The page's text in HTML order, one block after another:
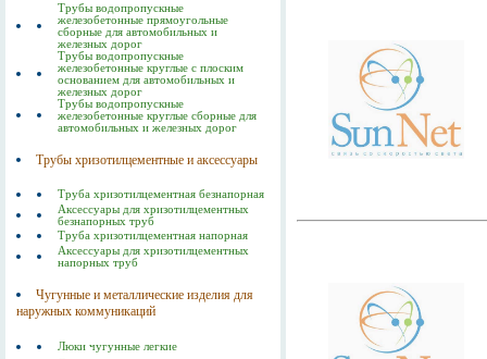
Трубы водопропускные
железобетонные прямоугольные
сборные для автомобильных и
железных дорог
Трубы водопропускные
железобетонные круглые с плоским
основанием для автомобильных и
железных дорог
Трубы водопропускные
железобетонные круглые сборные для
автомобильных и железных дорог
Трубы хризотилцементные и аксессуары
Труба хризотилцементная безнапорная
Аксессуары для хризотилцементных
безнапорных труб
Труба хризотилцементная напорная
Аксессуары для хризотилцементных
напорных труб
Чугунные и металлические изделия для
наружных коммуникаций
Люки чугунные легкие